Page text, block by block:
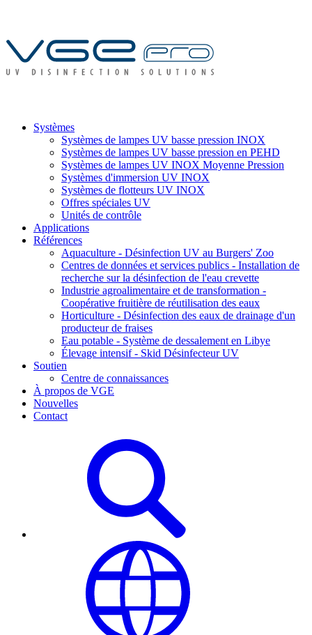
Systèmes
Systèmes de lampes UV basse pression INOX
Systèmes de lampes UV basse pression en PEHD
Systèmes de lampes UV INOX Moyenne Pression
Systèmes d'immersion UV INOX
Systèmes de flotteurs UV INOX
Offres spéciales UV
Unités de contrôle
Applications
Références
Aquaculture - Désinfection UV au Burgers' Zoo
Centres de données et services publics - Installation de
recherche sur la désinfection de l'eau crevette
Industrie agroalimentaire et de transformation -
Coopérative fruitière de réutilisation des eaux
Horticulture - Désinfection des eaux de drainage d'un
producteur de fraises
Eau potable - Système de dessalement en Libye
Élevage intensif - Skid Désinfecteur UV
Soutien
Centre de connaissances
À propos de VGE
Nouvelles
Contact